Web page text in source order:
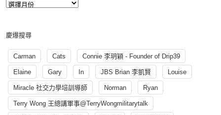
慶爆搜尋
Carman Cats Connie 李玥穎 - Founder of Drip39
Elaine Gary In JBS Brian 李凱賢 Louise
Miracle 社交力學培訓導師 Norman Ryan
Terry Wong 王總講軍事@TerryWongmilitarytalk